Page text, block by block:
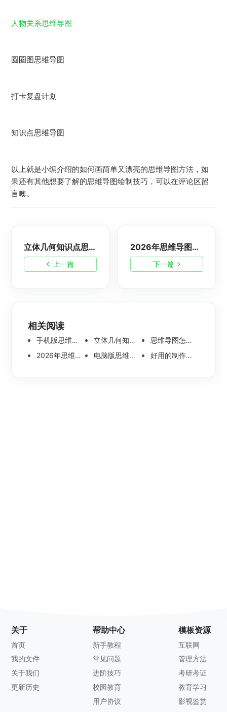
人物关系思维导图
圆圈图思维导图
打卡复盘计划
知识点思维导图
以上就是小编介绍的如何画简单又漂亮的思维导图方法，如
果还有其他想要了解的思维导图绘制技巧，可以在评论区留
言噢。
上一篇
立体几何知识点思维导图模板分享 思维导图怎么画
下一篇
2026年思维导图软件哪个好 最新免费思维导图软件测评
相关阅读
手机版思维导图软件哪个好 使用教程分享 立体几何知识点思维导图模板分享 思维导图怎么画
思维导图怎么画简单又漂亮 内附精美模板案例分享
2026年思维导图软件哪个好 最新免费思维导图软件测评
电脑版思维导图软件哪个好？可离线编辑的思维导图工具盘点 好用的制作思维导图软件有哪些？五款高分思维导图工具盘点
关于
首页
我的文件
关于我们
更新历史
帮助中心
新手教程
常见问题
进阶技巧
校园教育
用户协议
模板资源
互联网
管理方法
考研考证
教育学习
影视鉴赏